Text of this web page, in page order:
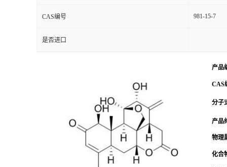
CAS编号 981-15-7
是否进口
产品
CAS
分子
产品
物理
化合